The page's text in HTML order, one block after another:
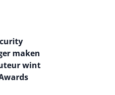
maken
wint